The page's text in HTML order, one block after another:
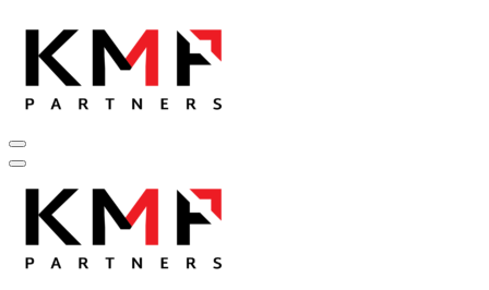
content
Fintech สำหรับวงการรับเหมาก่อสร้าง สู่อนาคตที่ดีกว่าไปพร้อม
กับเรา เพราะโอกาสรอไม่ได้